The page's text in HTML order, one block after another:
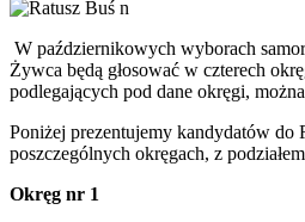
W październikowych wyborach
Żywca będą głosować w czterech
podlegających pod dane okręgi,
Poniżej prezentujemy kandydatów do
poszczególnych okręgach, z
Okręg nr 1